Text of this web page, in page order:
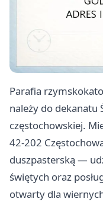
Parafia
należy do dekanatu
częstochowskiej.
42-202
duszpasterską —
świętych oraz
otwarty dla